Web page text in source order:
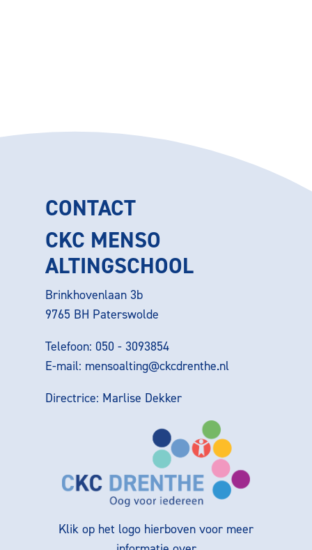
CONTACT
CKC MENSO
ALTINGSCHOOL
Brinkhovenlaan 3b
9765 BH Paterswolde
Telefoon: 050 - 3093854
E-mail: mensoalting@ckcdrenthe.nl
Directrice: Marlise Dekker
Klik op het logo hierboven voor meer